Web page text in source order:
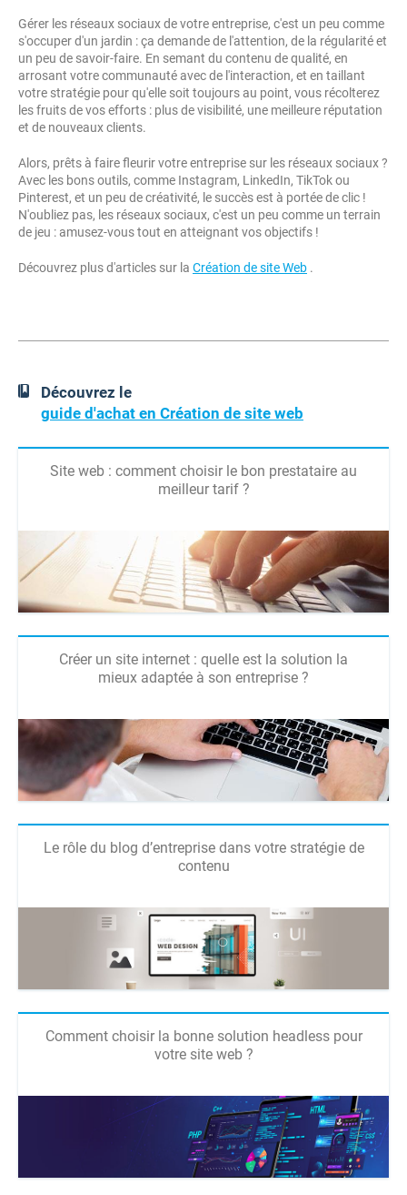
Gérer les réseaux sociaux de votre entreprise, c'est un peu comme
s'occuper d'un jardin : ça demande de l'attention, de la régularité et
un peu de savoir-faire. En semant du contenu de qualité, en
arrosant votre communauté avec de l'interaction, et en taillant
votre stratégie pour qu'elle soit toujours au point, vous récolterez
les fruits de vos efforts : plus de visibilité, une meilleure réputation
et de nouveaux clients.
Alors, prêts à faire fleurir votre entreprise sur les réseaux sociaux ?
Avec les bons outils, comme Instagram, LinkedIn, TikTok ou
Pinterest, et un peu de créativité, le succès est à portée de clic !
N'oubliez pas, les réseaux sociaux, c'est un peu comme un terrain
de jeu : amusez-vous tout en atteignant vos objectifs !
Découvrez plus d'articles sur la Création de site Web .
Découvrez le
guide d'achat en Création de site web
Site web : comment choisir le bon prestataire au
meilleur tarif ?
Créer un site internet : quelle est la solution la
mieux adaptée à son entreprise ?
Le rôle du blog d’entreprise dans votre stratégie de
contenu
Comment choisir la bonne solution headless pour
votre site web ?